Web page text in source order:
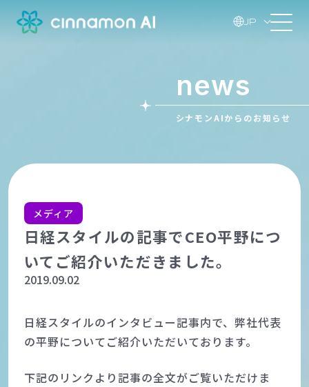
JP
news
シナモンAIからのお知らせ
メディア
日経スタイルの記事でCEO平野につ
いてご紹介いただきました。
2019.09.02
日経スタイルのインタビュー記事内で、弊社代表
の平野についてご紹介いただいております。
下記のリンクより記事の全文がご覧いただけま